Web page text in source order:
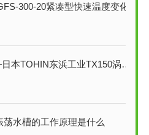
紧凑型快速温度变化湿热试验箱技术解析
浜工业TX150涡轮鼓风机技术深度解析
水槽的工作原理是什么